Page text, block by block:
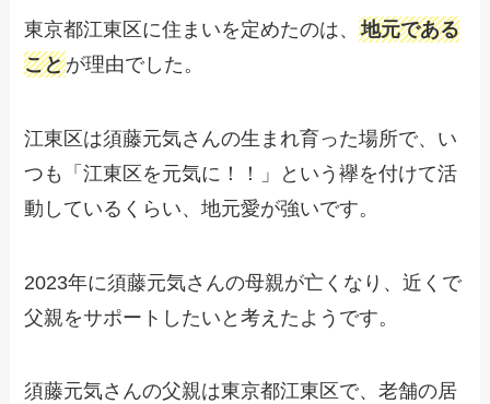
東京都江東区に住まいを定めたのは、地元である
ことが理由でした。
江東区は須藤元気さんの生まれ育った場所で、い
つも「江東区を元気に！！」という襷を付けて活
動しているくらい、地元愛が強いです。
2023年に須藤元気さんの母親が亡くなり、近くで
父親をサポートしたいと考えたようです。
須藤元気さんの父親は東京都江東区で、老舗の居